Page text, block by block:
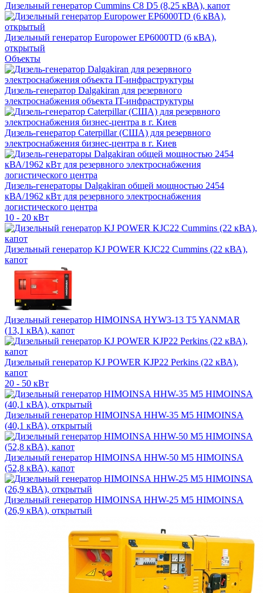
Дизельный генератор Cummins C8 D5 (8,25 кВА), капот
Дизельный генератор Europower EP6000TD (6 кВА),
открытый
Объекты
Дизель-генератор Dalgakiran для резервного
электроснабжения объекта IT-инфраструктуры
Дизель-генератор Caterpillar (США) для резервного
электроснабжения бизнес-центра в г. Киев
Дизель-генераторы Dalgakiran общей мощностью 2454
кВА/1962 кВт для резервного электроснабжения
логистического центра
10 - 20 кВт
Дизельный генератор KJ POWER KJC22 Cummins (22 кВА),
капот
Дизельный генератор HIMOINSA HYW3-13 T5 YANMAR
(13,1 кВА), капот
Дизельный генератор KJ POWER KJP22 Perkins (22 кВА),
капот
20 - 50 кВт
Дизельный генератор HIMOINSA HHW-35 M5 HIMOINSA
(40,1 кВА), открытый
Дизельный генератор HIMOINSA HHW-50 M5 HIMOINSA
(52,8 кВА), капот
Дизельный генератор HIMOINSA HHW-25 M5 HIMOINSA
(26,9 кВА), открытый